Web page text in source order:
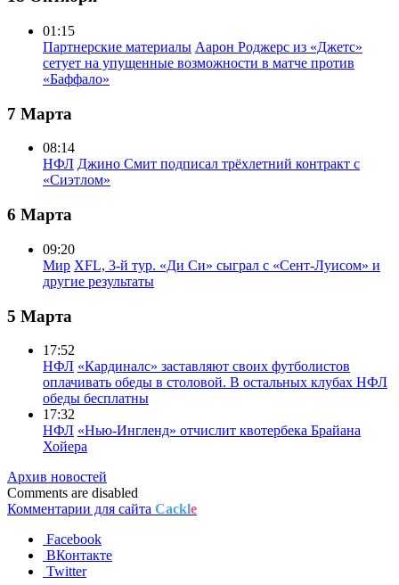
01:15
Партнерские материалы Аарон Роджерс из «Джетс»
сетует на упущенные возможности в матче против
«Баффало»
7 Марта
08:14
НФЛ Джино Смит подписал трёхлетний контракт с
«Сиэтлом»
6 Марта
09:20
Мир XFL, 3-й тур. «Ди Си» сыграл с «Сент-Луисом» и
другие результаты
5 Марта
17:52
НФЛ «Кардиналс» заставляют своих футболистов
оплачивать обеды в столовой. В остальных клубах НФЛ
обеды бесплатны
17:32
НФЛ «Нью-Ингленд» отчислит квотербека Брайана
Хойера
Архив новостей
Comments are disabled
Комментарии для сайта Cackle
Facebook
ВКонтакте
Twitter